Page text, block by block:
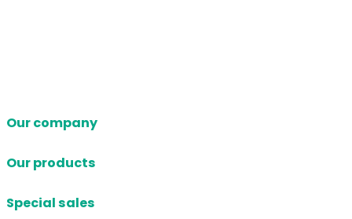
Our company
Our products
Special sales